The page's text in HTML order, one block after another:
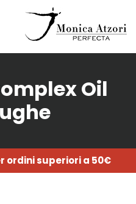
Oil
ordini superiori a 50€